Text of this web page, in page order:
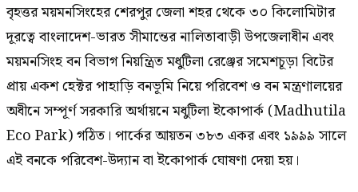
বৃহত্তর ময়মনসিংহের শেরপুর জেলা শহর থেকে ৩০ কিলোমিটার
দূরত্বে বাংলাদেশ-ভারত সীমান্তের নালিতাবাড়ী উপজেলাধীন এবং
ময়মনসিংহ বন বিভাগ নিয়ন্ত্রিত মধুটিলা রেঞ্জের সমেশচূড়া বিটের
প্রায় একশ হেক্টর পাহাড়ি বনভূমি নিয়ে পরিবেশ ও বন মন্ত্রণালয়ের
অধীনে সম্পূর্ণ সরকারি অর্থায়নে মধুটিলা ইকোপার্ক (Madhutila
Eco Park) গঠিত। পার্কের আয়তন ৩৮৩ একর এবং ১৯৯৯ সালে
এই বনকে পরিবেশ-উদ্যান বা ইকোপার্ক ঘোষণা দেয়া হয়।